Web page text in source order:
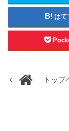
はて
トップ